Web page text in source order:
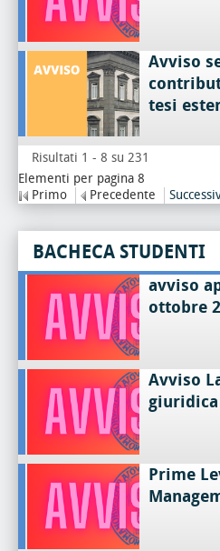
Avviso
tesi
Risultati 1 - 8 su 231
Elementi per pagina 8
Primo
Precedente
BACHECA STUDENTI
avviso
ottobre
Avviso
giuridica
Prime